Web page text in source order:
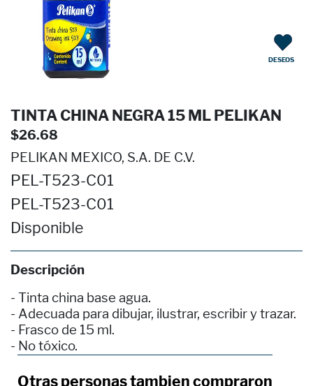
TINTA CHINA NEGRA 15 ML PELIKAN
$26.68
PELIKAN MEXICO, S.A. DE C.V.
PEL-T523-C01
PEL-T523-C01
Disponible
Descripción
DESEOS
- Tinta china base agua.
- Adecuada para dibujar, ilustrar, escribir y trazar.
- Frasco de 15 ml.
- No tóxico.
Otras personas tambien compraron